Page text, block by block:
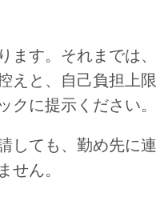
ます。それまでは、
えと、自己負担上限
クに提示ください。
しても、勤め先に連
せん。